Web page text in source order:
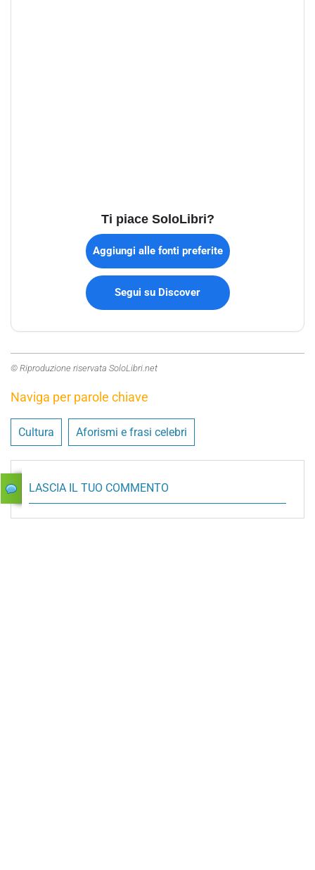
Ti piace SoloLibri?
Aggiungi alle fonti preferite
Segui su Discover
© Riproduzione riservata SoloLibri.net
Naviga per parole chiave
Cultura Aforismi e frasi celebri
LASCIA IL TUO COMMENTO